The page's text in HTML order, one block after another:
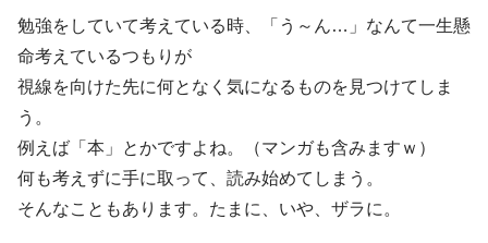
勉強をしていて考えている時、「う～ん…」なんて一生懸
命考えているつもりが
視線を向けた先に何となく気になるものを見つけてしま
う。
例えば「本」とかですよね。（マンガも含みますｗ）
何も考えずに手に取って、読み始めてしまう。
そんなこともあります。たまに、いや、ザラに。